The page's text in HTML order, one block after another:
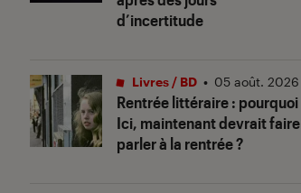
d’incertitude
Rentrée littéraire : pourquoi
Ici, maintenant devrait faire
parler à la rentrée ?
Livres / BD • 05 août. 2026